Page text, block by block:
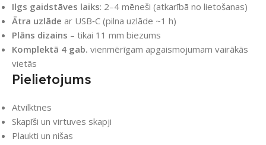
Ilgs gaidstāves laiks: 2–4 mēneši (atkarībā no lietošanas)
Ātra uzlāde ar USB‑C (pilna uzlāde ~1 h)
Plāns dizains – tikai 11 mm biezums
Komplektā 4 gab. vienmērīgam apgaismojumam vairākās
vietās
Pielietojums
Atvilktnes
Skapīši un virtuves skapji
Plaukti un nišas